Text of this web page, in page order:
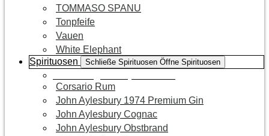
TOMMASO SPANU
Tonpfeife
Vauen
White Elephant
Spirituosen
Schließe Spirituosen Öffne Spirituosen
Corsario Rum
John Aylesbury 1974 Premium Gin
John Aylesbury Cognac
John Aylesbury Obstbrand